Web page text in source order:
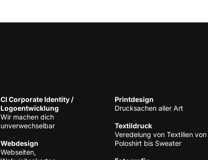
CI Cor­po­ra­te Iden­ti­ty /
Logoentwicklung
Wir machen dich
unverwechselbar
Web­de­sign
Web­sei­ten,
Print­de­sign
Druck­sa­chen aller Art
Tex­til­druck
Ver­ede­lung von Tex­ti­li­en von
Polo­shirt bis Sweater